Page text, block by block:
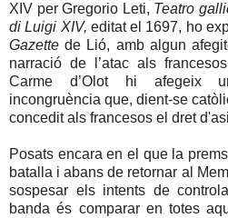
XIV per Gregorio Leti, Teatro
di Luigi XIV, editat el 1697, ho
Gazette de Lió, amb algun
narració de l’atac als
Carme d’Olot hi afegeix
incongruència que, dient-se
concedit als francesos el dret
Posats encara en el que la
batalla i abans de retornar al
sospesar els intents de
banda és comparar en totes